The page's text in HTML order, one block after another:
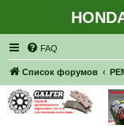
FAQ
Список форумов